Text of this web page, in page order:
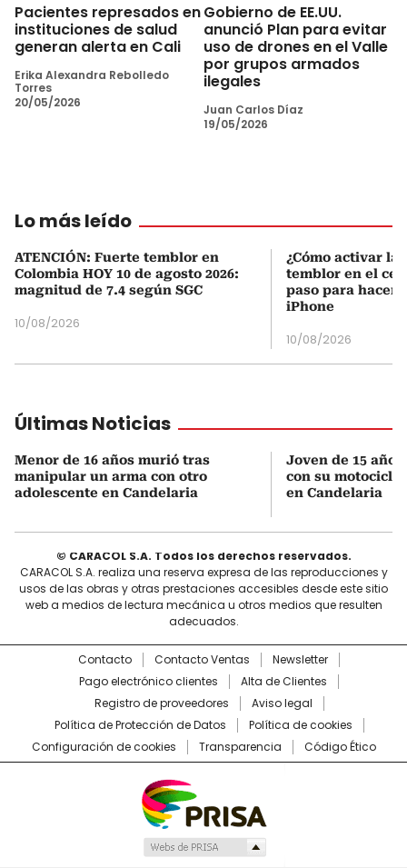
Pacientes represados en
instituciones de salud
generan alerta en Cali
Erika Alexandra Rebolledo
Torres
20/05/2026
Gobierno de EE.UU.
anunció Plan para evitar
uso de drones en el Valle
por grupos armados
ilegales
Juan Carlos Díaz
19/05/2026
Lo más leído
ATENCIÓN: Fuerte temblor en
Colombia HOY 10 de agosto 2026:
magnitud de 7.4 según SGC
10/08/2026
¿Cómo activar la
temblor en el
paso para
iPhone
10/08/2026
Últimas Noticias
Menor de 16 años murió tras
manipular un arma con otro
adolescente en Candelaria
Joven de 15
con su
en Candelaria
© CARACOL S.A. Todos los derechos reservados.
CARACOL S.A. realiza una reserva expresa de las reproducciones y
usos de las obras y otras prestaciones accesibles desde este sitio
web a medios de lectura mecánica u otros medios que resulten
adecuados.
Contacto Contacto Ventas
Newsletter
Pago electrónico clientes
Alta de Clientes
Registro de proveedores
Aviso legal
Política de Protección de Datos
Política de cookies
Configuración de cookies
Transparencia Código Ético